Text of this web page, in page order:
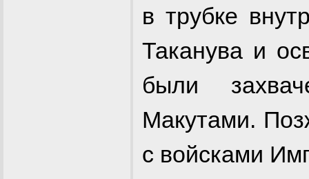
в трубке
Таканува и
были
Макутами.
с войсками